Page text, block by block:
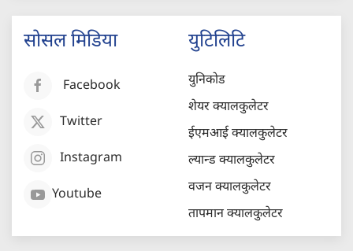
सोसल मिडिया
Facebook
Twitter
Instagram
Youtube
युटिलिटि
युनिकोड
शेयर क्यालकुलेटर
ईएमआई क्यालकुलेटर
ल्यान्ड क्यालकुलेटर
वजन क्यालकुलेटर
तापमान क्यालकुलेटर